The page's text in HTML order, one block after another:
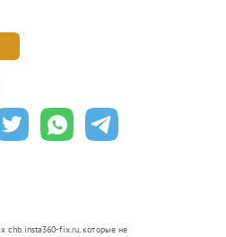
chb.insta360-fix.ru, которые не